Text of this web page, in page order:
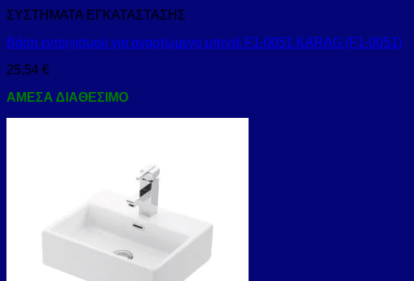
ΣΥΣΤΗΜΑΤΑ ΕΓΚΑΤΑΣΤΑΣΗΣ
Βάση εντοιχισμού για αναρτώμενο μπιντέ F1-0051 KARAG (F1-0051)
25,54 €
ΑΜΕΣΑ ΔΙΑΘΕΣΙΜΟ